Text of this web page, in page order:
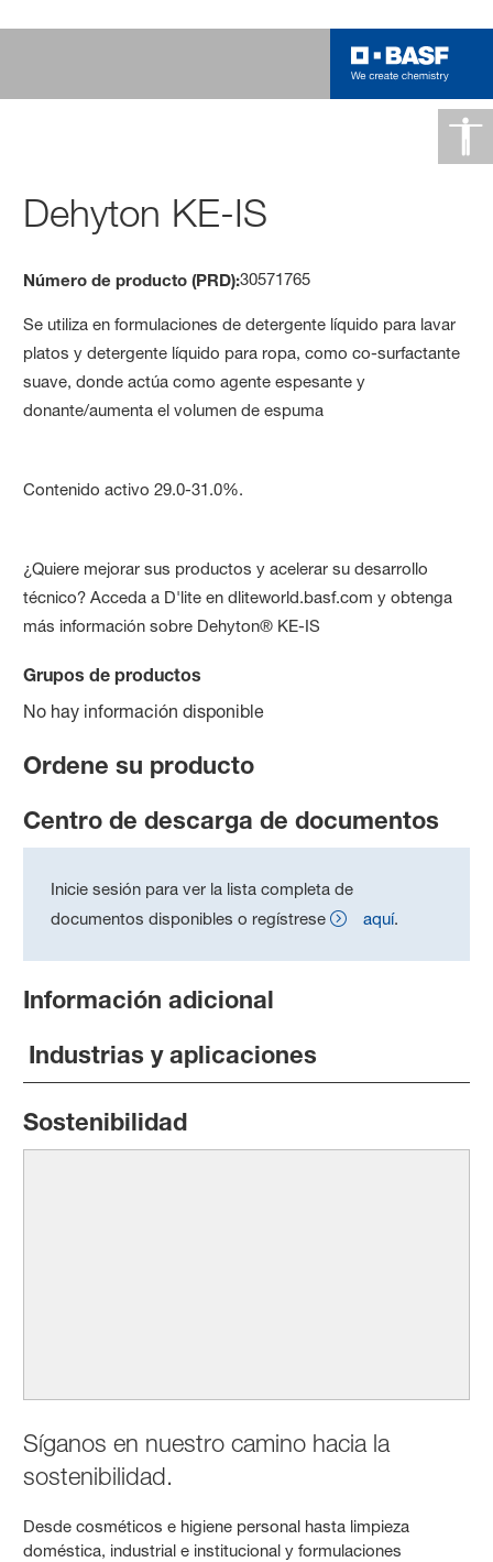
Dehyton KE-IS
Número de producto (PRD):30571765
Se utiliza en formulaciones de detergente líquido para lavar
platos y detergente líquido para ropa, como co-surfactante
suave, donde actúa como agente espesante y
donante/aumenta el volumen de espuma
Contenido activo 29.0-31.0%.
¿Quiere mejorar sus productos y acelerar su desarrollo
técnico? Acceda a D'lite en dliteworld.basf.com y obtenga
más información sobre Dehyton® KE-IS
Grupos de productos
No hay información disponible
Ordene su producto
Centro de descarga de documentos
Inicie sesión para ver la lista completa de
documentos disponibles o regístrese
aquí.
Información adicional
Industrias y aplicaciones
Sostenibilidad
Síganos en nuestro camino hacia la
sostenibilidad.
Desde cosméticos e higiene personal hasta limpieza
doméstica, industrial e institucional y formulaciones